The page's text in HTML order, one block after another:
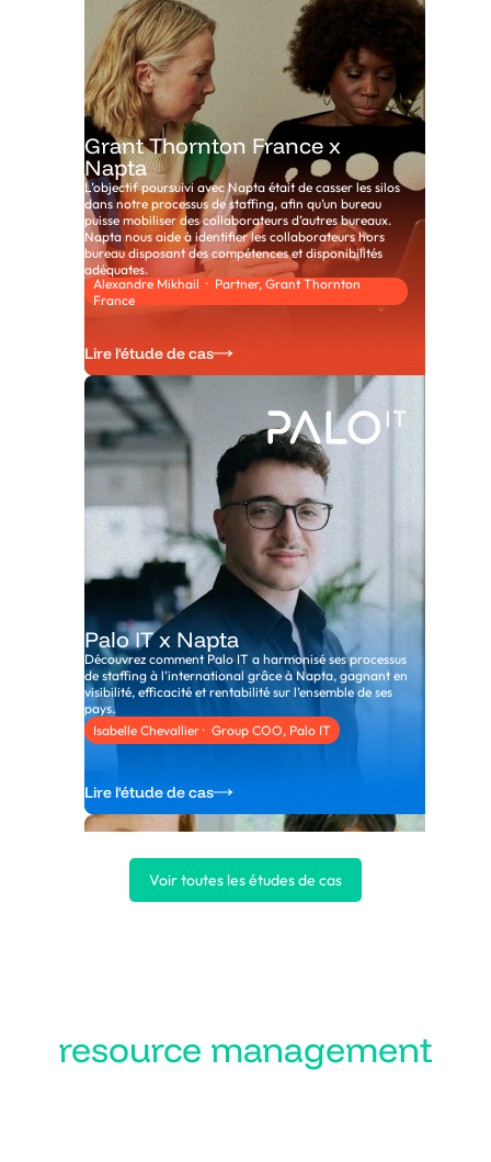
Grant Thornton France x
Napta
L’objectif poursuivi avec Napta était de casser les silos
dans notre processus de staffing, afin qu’un bureau
puisse mobiliser des collaborateurs d’autres bureaux.
Napta nous aide à identifier les collaborateurs hors
bureau disposant des compétences et disponibilités
adéquates.
Alexandre Mikhail · Partner, Grant Thornton
France
Lire l'étude de cas
Palo IT x Napta
Découvrez comment Palo IT a harmonisé ses processus
de staffing à l’international grâce à Napta, gagnant en
visibilité, efficacité et rentabilité sur l’ensemble de ses
pays.
Isabelle Chevallier · Group COO, Palo IT
Lire l'étude de cas
Voir toutes les études de cas
resource management